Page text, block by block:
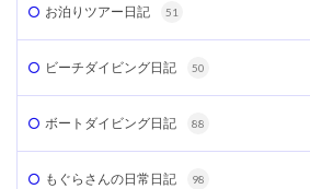
お泊りツアー日記 51
ビーチダイビング日記 50
ボートダイビング日記 88
もぐらさんの日常日記 98